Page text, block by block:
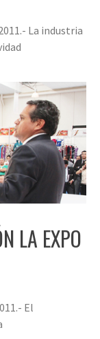
La industria
LA EXPO
El